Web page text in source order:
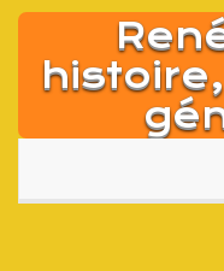
Aller
contenu